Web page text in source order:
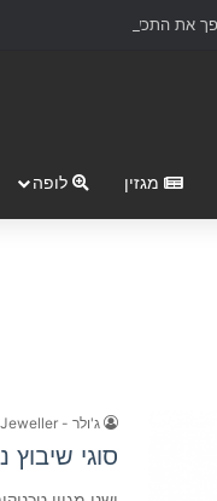
התכשיטים ליצירות אמנות
מגזין לופה
ג'ולר - Jeweller
סוגי שיבוץ